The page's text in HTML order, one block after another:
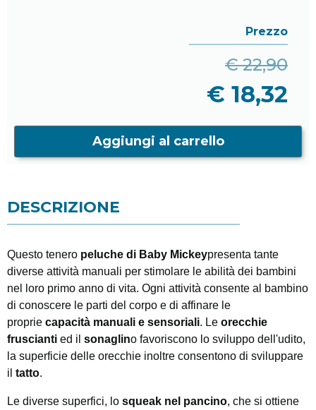
Prezzo
€ 22,90
€ 18,32
Aggiungi al carrello
DESCRIZIONE
Questo tenero peluche di Baby Mickeypresenta tante
diverse attività manuali per stimolare le abilità dei bambini
nel loro primo anno di vita. Ogni attività consente al bambino
di conoscere le parti del corpo e di affinare le
proprie capacità manuali e sensoriali. Le orecchie
fruscianti ed il sonaglino favoriscono lo sviluppo dell'udito,
la superficie delle orecchie inoltre consentono di sviluppare
il tatto.
Le diverse superfici, lo squeak nel pancino, che si ottiene